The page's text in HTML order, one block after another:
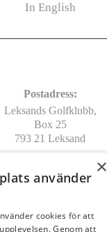
In English
Postadress:
Leksands Golfklubb,
Box 25
793 21 Leksand
Leverans/Besöksadress:
Leksands Golfklubb
×
använder
cookies för att
Genom att